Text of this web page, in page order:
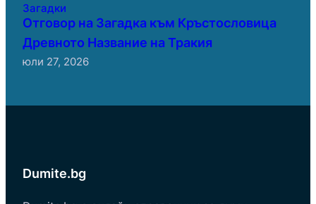
Загадки
Отговор на Загадка към Кръстословица
Древното Название на Тракия
юли 27, 2026
Dumite.bg